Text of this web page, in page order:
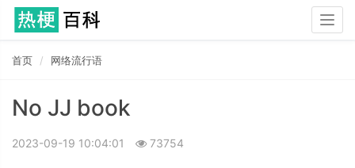
首页 网络流行语
No JJ book
2023-09-19 10:04:01 73754